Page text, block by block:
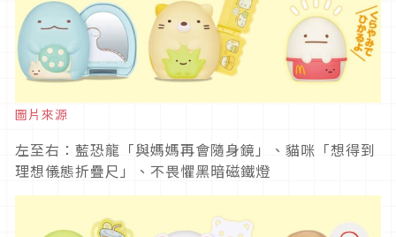
圖片來源
左至右：藍恐龍「與媽媽再會隨身鏡」、貓咪「想得到
理想儀態折疊尺」、不畏懼黑暗磁鐵燈